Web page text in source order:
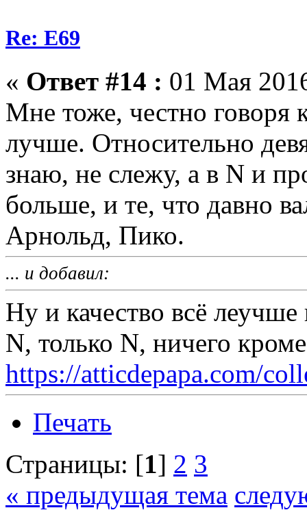
Re: E69
« Ответ #14 : 01 Мая
Мне тоже, честно говоря
лучше. Относительно
знаю, не слежу, а в N и
больше, и те, что давно
Арнольд, Пико.
... и добавил:
Ну и качество всё
N, только N, ничего
https://atticdepapa.com/
Печать
Страницы: [1] 2 3
« предыдущая тема